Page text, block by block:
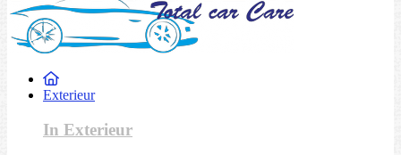
Exterieur
In Exterieur